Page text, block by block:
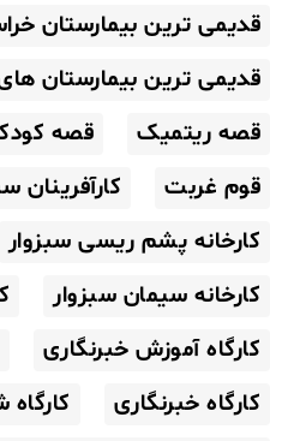
قدیمی ترین بیمارستان
قدیمی ترین بیمارستان های
قصه ریتمیک
قصه
قوم غربت
کارآفرینان
کارخانه پشم ریسی سبزوار
کارخانه سیمان سبزوار
کارگاه آموزش خبرنگاری
کارگاه خبرنگاری